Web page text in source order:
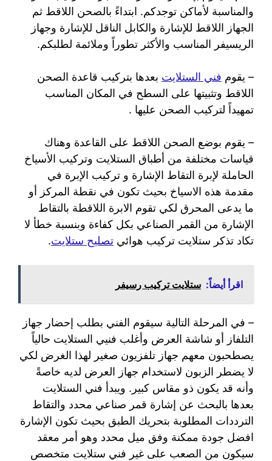
والمناسبة لأماكن توجدكم. ابتداءً بالصحن اللاقط ثم
الجهاز اللاقط للإشارة والكابل الناقل للإشارة وجهاز
الريسيفر المناسب والأكثر تطوراً وملائمة لطلبكم.
– يقوم فني الستلايت بعدها بتركيب قاعدة الصحن
اللاقط وتثبيتها على السطح في المكان المناسب
تمهيداً لتركيب الصحن عليها .
– يقوم بوضع الصحن اللاقط على القاعدة وهناك
قياسات مختلفة من أطباق الستلايت وتركيب الأسياخ
الحاملة لإبرة التقاط الإشارة و تركيب الإبرة في
مقدمة هذه الاسياخ بحيث تكون في نقطة المركز أو
ما يدعى المحرق لكي تقوم الابرة اللاقطة بالتقاط
الإشارة من القمر الصناعي بكل كفاءة وبنسبة خطأ لا
تكاد تذكر ستلايت تركيب هوائي تصليح ستلايت.
اقرأ أيضاً: ستلايت تركيب رسيفر
– في المرحلة التالية سيقوم الفني بطلب إحضار جهاز
التلفاز أو شاشة العرض وأغلب فنيي الستلايت حالياً
يصطحبون معهم جهاز تلفزيون صغير لهذا الغرض لكي
لا يضطر الزبون لاستخدام جهاز العرض لديه خاصةً
وأنه قد يكون ذو مقاس كبير. ويبدأ فني الستلايت
بعدها بالبحث عن إشارة قمر صناعي محدد والتقاط
الترددات المطلوبة بتحريك الطبق بحيث تكون الإشارة
افضل جودة ممكنة وفق ميل محدد وهو أمر معقد
سيكون من الصعب على غير فني ستلايت متخصص